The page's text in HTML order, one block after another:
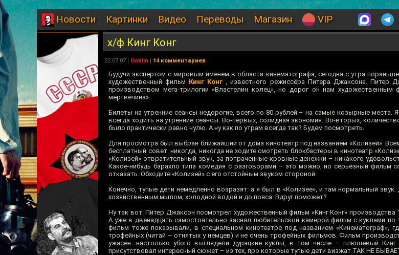
Новости Картинки Видео Переводы Магазин VIP
х/ф Кинг Конг
22.07.07 | Goblin | 14 комментариев
Будучи экспертом с мировым именем в области кинематографа, сегодня с утра
художественный фильм Кинг Конг, известного режиссёра Питера Джаксона. Питер
производством мега-трилогии «Властелин колец», но дорог он нам художественным
мертвечина».
Билеты на утренние сеансы недорогие, всего по 80 рублей – на самые козырные места.
всегда ходить на утренние сеансы. Во-первых, солидная экономия. Во-вторых,
было практически равно нулю. А ну как по утрам всегда так? Будем посмотреть.
Для просмотра был выбран ближайший от дома кинотеатр под названием «Колизей».
бесплатный совет: никогда, никогда не ходите смотреть блокбастеры в кинотеатр
«Колизей» отвратительный звук, за потраченные кровные денежки – никакого
Какое-нибудь барахло типа комедия с разговорами – это можно, но серьёзный фильм
отказать. Обходите «Колизей» с его отстойным звуком стороной.
Конечно, тупые дети немедленно возразят: а я был в «Колизее», и там нормальный
хозяйственным мылом, холодной водой и до пояса. Вдруг поможет?
Ну так вот. Питер Джаксон посмотрел художественный фильм «Кинг Конг» производства
А уже в двенадцать самостоятельно заснял любительской камерой фильм с куклами
фильм тоже показывали, в специальном кинотеатре под названием «Кинематограф»,
трофейных (читай – отнятых у немцев) и не очень трофейных фильмов. Фильм
ужасен: настолько убого выглядели дурацкие куклы, в том числе – плюшевый
присутствовал интересный сюжет – из тех, про которые тупые дети визжат ТАК НЕ